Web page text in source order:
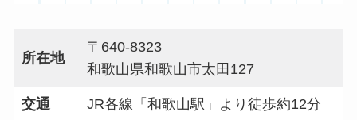
所在地
〒640-8323
和歌山県和歌山市太田127
交通 JR各線「和歌山駅」より徒歩約12分